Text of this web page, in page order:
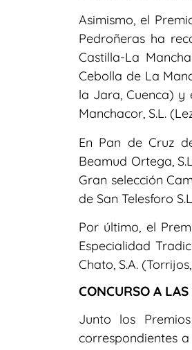
Asimismo, el
Pedroñeras ha
Castilla-La
Cebolla de La
la Jara, Cuenca) y
Manchacor, S.L.
En Pan de Cruz
Beamud Ortega,
Gran selección
de San Telesforo
Por último, el
Especialidad
Chato, S.A.
CONCURSO A
Junto los
correspondientes